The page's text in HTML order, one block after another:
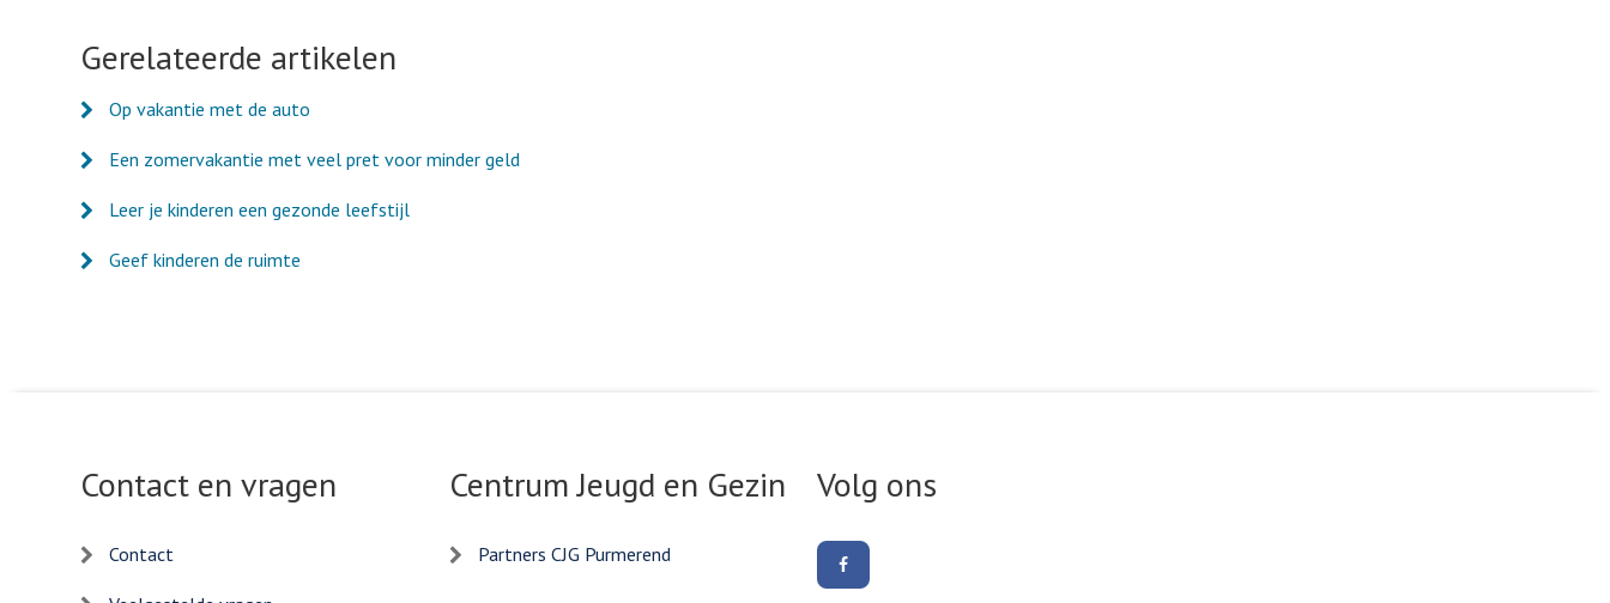
mail
Gerelateerde artikelen
Op vakantie met de auto
Een zomervakantie met veel pret voor minder geld
Leer je kinderen een gezonde leefstijl
Geef kinderen de ruimte
Contact en vragen
Contact
Centrum Jeugd en Gezin
Partners CJG Purmerend
Volg ons
ons